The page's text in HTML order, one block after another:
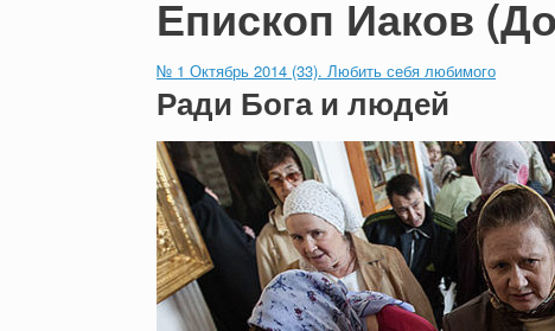
Епископ Иаков
№ 1 Октябрь 2014 (33). Любить себя любимого
Ради Бога и людей